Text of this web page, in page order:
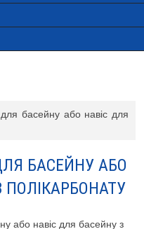
басейну або навіс для
БАСЕЙНУ АБО
ПОЛІКАРБОНАТУ